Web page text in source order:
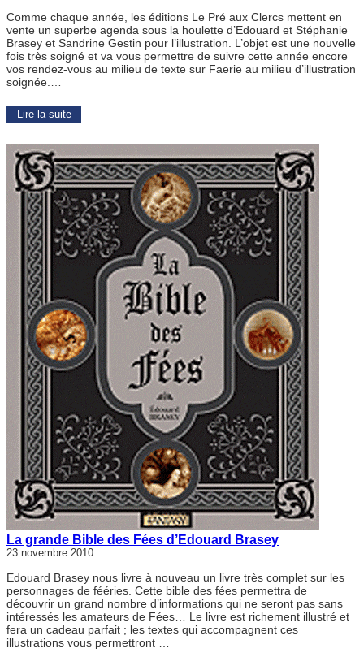
Comme chaque année, les éditions Le Pré aux Clercs mettent en
vente un superbe agenda sous la houlette d’Edouard et Stéphanie
Brasey et Sandrine Gestin pour l’illustration. L’objet est une nouvelle
fois très soigné et va vous permettre de suivre cette année encore
vos rendez-vous au milieu de texte sur Faerie au milieu d’illustration
soignée.…
Lire la suite
La grande Bible des Fées d’Edouard Brasey
23 novembre 2010
Edouard Brasey nous livre à nouveau un livre très complet sur les
personnages de fééries. Cette bible des fées permettra de
découvrir un grand nombre d’informations qui ne seront pas sans
intéressés les amateurs de Fées… Le livre est richement illustré et
fera un cadeau parfait ; les textes qui accompagnent ces
illustrations vous permettront …